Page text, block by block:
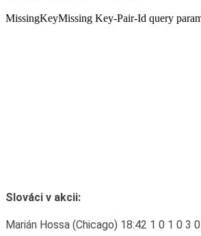
Slováci v akcii:
Marián Hossa (Chicago) 18:42 1 0 1 0 3 0